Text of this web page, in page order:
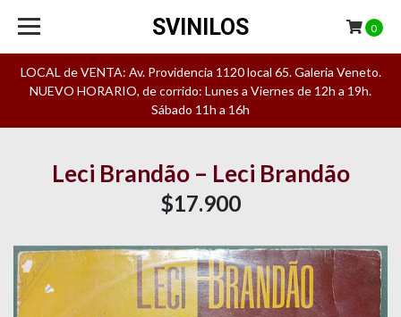
LOCAL de VENTA: Av. Providencia 1120 local 65. Galeria Veneto.
NUEVO HORARIO, de corrido: Lunes a Viernes de 12h a 19h.
Sábado 11h a 16h
SVINILOS 0
Leci Brandão – Leci Brandão
$17.900